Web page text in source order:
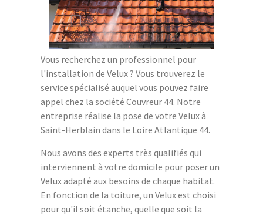
Vous recherchez un professionnel pour
l'installation de Velux ? Vous trouverez le
service spécialisé auquel vous pouvez faire
appel chez la société Couvreur 44. Notre
entreprise réalise la pose de votre Velux à
Saint-Herblain dans le Loire Atlantique 44.
Nous avons des experts très qualifiés qui
interviennent à votre domicile pour poser un
Velux adapté aux besoins de chaque habitat.
En fonction de la toiture, un Velux est choisi
pour qu'il soit étanche, quelle que soit la